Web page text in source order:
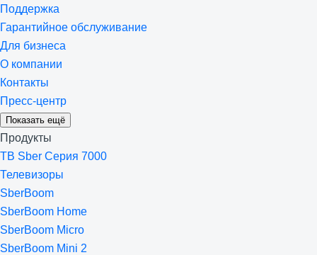
Поддержка
Гарантийное обслуживание
Для бизнеса
О компании
Контакты
Пресс-центр
Показать ещё
Продукты
ТВ Sber Серия 7000
Телевизоры
SberBoom
SberBoom Home
SberBoom Micro
SberBoom Mini 2